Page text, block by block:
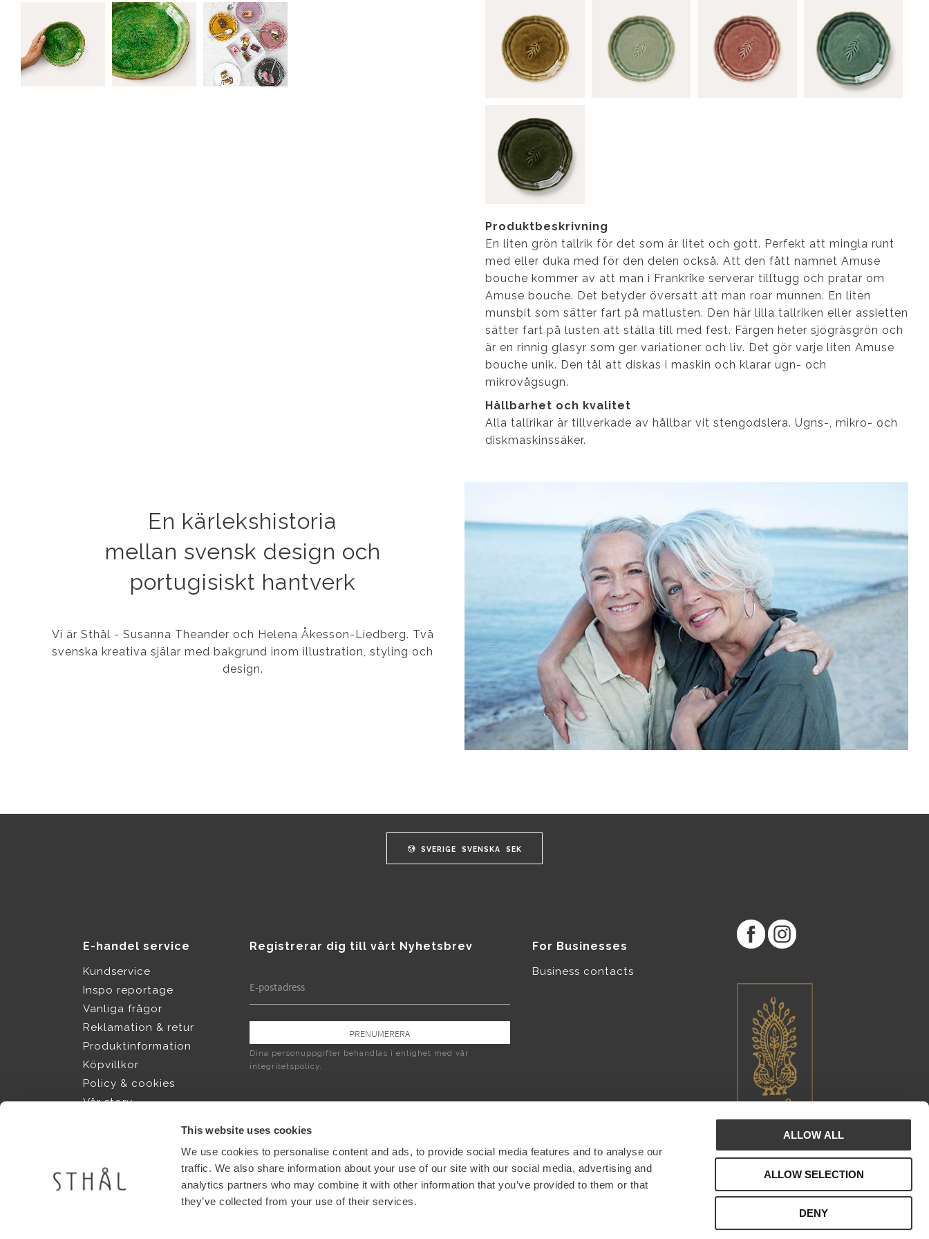
This website uses cookies
We use cookies to personalise content and ads, to provide social media features and to analyse our
traffic. We also share information about your use of our site with our social media, advertising and
analytics partners who may combine it with other information that you’ve provided to them or that
they’ve collected from your use of their services.
ALLOW ALL
ALLOW SELECTION
DENY
Produktbeskrivning
En liten grön tallrik för det som är litet och gott. Perfekt att mingla runt
med eller duka med för den delen också. Att den fått namnet Amuse
bouche kommer av att man i Frankrike serverar tilltugg och pratar om
Amuse bouche. Det betyder översatt att man roar munnen. En liten
munsbit som sätter fart på matlusten. Den här lilla tallriken eller assietten
sätter fart på lusten att ställa till med fest. Färgen heter sjögräsgrön och
är en rinnig glasyr som ger variationer och liv. Det gör varje liten Amuse
bouche unik. Den tål att diskas i maskin och klarar ugn- och
mikrovågsugn.
Hållbarhet och kvalitet
Alla tallrikar är tillverkade av hållbar vit stengodslera. Ugns-, mikro- och
diskmaskinssäker.
En kärlekshistoria
mellan svensk design och
portugisiskt hantverk
Vi är Sthål - Susanna Theander och Helena Åkesson-Liedberg. Två
svenska kreativa själar med bakgrund inom illustration, styling och
design.
SVERIGE SVENSKA SEK
E-handel service
Kundservice
Inspo reportage
Vanliga frågor
Reklamation & retur
Produktinformation
Köpvillkor
Policy & cookies
Vår story
Shops
Find shops near you
Registrerar dig till vårt Nyhetsbrev
PRENUMERERA
Dina personuppgifter behandlas i enlighet med vår
integritetspolicy.
For Businesses
Business contacts